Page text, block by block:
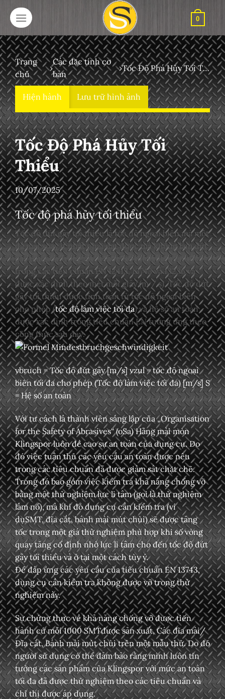
qua
dung
0
Trang
chủ
›
Các đặc tính cơ
bản
› Tốc Độ Phá Hủy Tối Thiểu
Hiện hành Lưu trữ hình ảnh
Tốc Độ Phá Hủy Tối
Thiểu
10/07/2025
Tốc độ phá hủy tối thiểu
Tốc độ đứt gãy tối thiểu là tốc độ ngoại biên mà một
đá mài xoay ít nhất phải đạt được mà không làm đứt
gãy bằng tải trọng lực li tâm. Nó được điều chỉnh
trong các tiêu chuẩn EN 12413, 13743 và 13236 và
được xác định theo mét mỗi giây (m / s). Tốc độ đứt
gãy tối thiểu được tính toán từ tốc độ ngoại biên
cho phép (tốc độ làm việc tối đa) và hệ số an toàn
được xác định trong tiêu chuẩn EN tương ứng theo
công thức sau đây:
vbruch = Tốc độ đứt gãy [m/s] vzul = tốc độ ngoại
biên tối đa cho phép (Tốc độ làm việc tối đa) [m/s] S
= Hệ số an toàn
Với tư cách là thành viên sáng lập của „Organisation
for the Safety of Abrasives“ (oSa) Hãng mài mòn
Klingspor luôn đề cao sự an toàn của dụng cụ. Do
đó việc tuân thủ các yêu cầu an toàn được nêu
trong các tiêu chuẩn đã được giám sát chặt chẽ.
Trong đó bao gồm việc kiểm tra khả năng chống vỡ
bằng một thử nghiệm lực li tâm (gọi là thử nghiệm
làm nổ), mà khi đó dụng cụ cần kiểm tra (ví
dụSMT,đĩa cắt,bánh mài mút chùi) sẽ được tăng
tốc trong một giá thử nghiệm phù hợp khi số vòng
quay tăng cố định nhờ lực li tâm cho đến tốc độ đứt
gãy tối thiểu và ở tại một cách tùy ý.
Để đáp ứng các yêu cầu của tiêu chuẩn EN 13743,
dụng cụ cần kiểm tra không được vỡ trong thử
nghiệm này.
Sự chứng thực về khả năng chống vỡ được tiến
hành cứ mỗi 1000SMTđược sản xuất,Các đĩa mài/
Đĩa cắt,Bánh mài mút chùitrên một mẫu thử. Do đó
người sử dụng có thể đảm bảo rằng mình luôn tin
tưởng các sản phẩm của Klingspor với mức an toàn
tối đa đã được thử nghiệm theo các tiêu chuẩn và
chỉ thị được áp dụng.